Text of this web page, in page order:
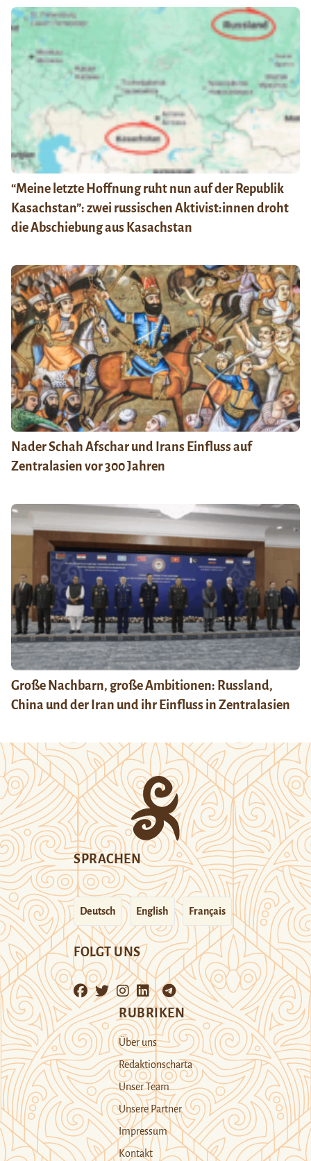
“Meine letzte Hoffnung ruht nun auf der Republik
Kasachstan”: zwei russischen Aktivist:innen droht
die Abschiebung aus Kasachstan
Nader Schah Afschar und Irans Einfluss auf
Zentralasien vor 300 Jahren
Große Nachbarn, große Ambitionen: Russland,
China und der Iran und ihr Einfluss in Zentralasien
SPRACHEN
Deutsch English Français
FOLGT UNS
RUBRIKEN
Über uns
Redaktionscharta
Unser Team
Unsere Partner
Impressum
Kontakt